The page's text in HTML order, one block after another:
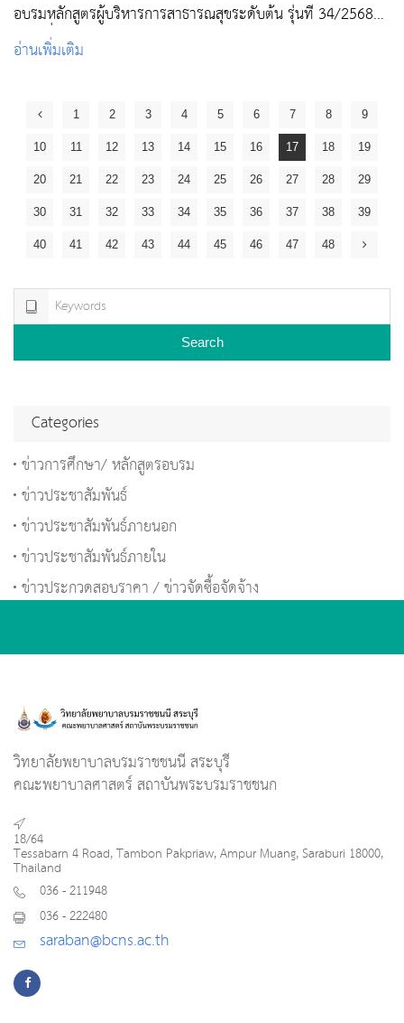
อบรมหลักสูตรผู้บริหารการสาธารณสุขระดับต้น รุ่นที่ 34/2568
(กลุ่มที่ 1)
อ่านเพิ่มเติม
1 2 3 4 5 6 7 8 9
10 11 12 13 14 15 16 17 18 19
20 21 22 23 24 25 26 27 28 29
30 31 32 33 34 35 36 37 38 39
40 41 42 43 44 45 46 47 48
Search
Categories
ข่าวการศึกษา/ หลักสูตรอบรม
ข่าวประชาสัมพันธ์
ข่าวประชาสัมพันธ์ภายนอก
ข่าวประชาสัมพันธ์ภายใน
ข่าวประกวดสอบราคา / ข่าวจัดซื้อจัดจ้าง
วิทยาลัยพยาบาลบรมราชชนนี สระบุรี
คณะพยาบาลศาสตร์ สถาบันพระบรมราชชนก
18/64
Tessabarn 4 Road, Tambon Pakpriaw, Ampur Muang, Saraburi 18000,
Thailand
036 - 211948
036 - 222480
saraban@bcns.ac.th